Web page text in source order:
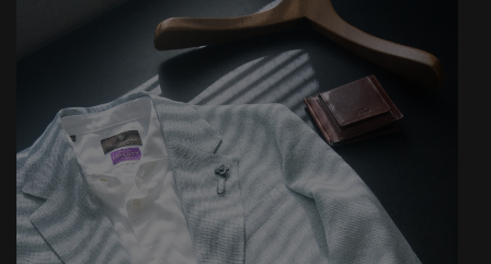
【CROWDED CLOSET(クラウデッド クローゼット)】
MEN'S BIGIのスーツレーベル。
確かなもの作りを基本に、ファッション性と機能性を備えた高品
質なスーツスタイルを手ごろな価格で。変わりゆくライフスタイ
ルに合わせてテーラリングされたビジカジウェアをご提供いたし
ます。
※サンプルでの撮影の為、実際の商品とデザインが多少異なる場